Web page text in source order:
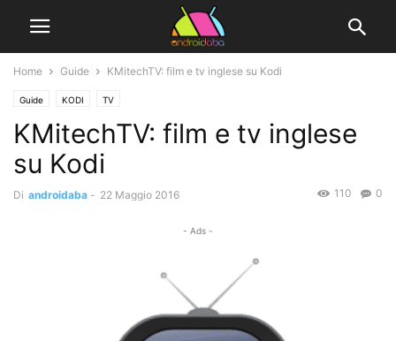
Home Guide KMitechTV: film e tv inglese su Kodi
Guide KODI TV
KMitechTV: film e tv inglese
su Kodi
Di androidaba - 22 Maggio 2016 0
110
- Ads -